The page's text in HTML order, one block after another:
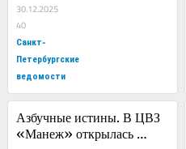
30.12.2025
40
Санкт-
Петербургские
ведомости
Азбучные истины. В ЦВЗ
«Манеж» открылась